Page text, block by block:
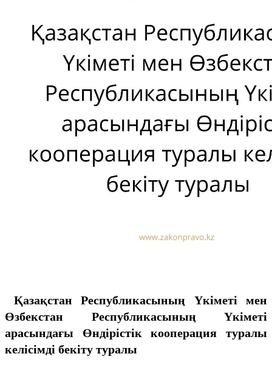
Қазақстан Республикасының Үкіметі мен
Өзбекстан Республикасының Үкіметі
арасындағы Өндірістік кооперация туралы
келісімді бекіту туралы